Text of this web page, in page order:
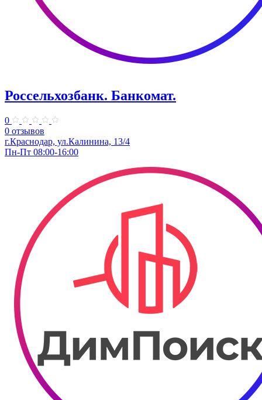
Россельхозбанк. Банкомат.
0
0 отзывов
г.Краснодар, ул.Калинина, 13/4
Пн-Пт 08:00-16:00